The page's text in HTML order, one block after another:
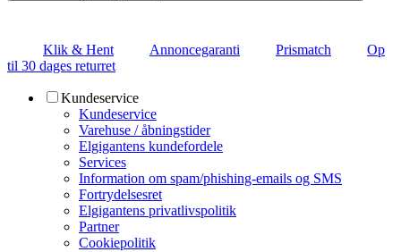
Klik & Hent Annoncegaranti Prismatch
Op
til 30 dages returret
Kundeservice
Kundeservice
Varehuse / åbningstider
Elgigantens kundefordele
Services
Information om spam/phishing-emails og SMS
Fortrydelsesret
Elgigantens privatlivspolitik
Partner
Cookiepolitik